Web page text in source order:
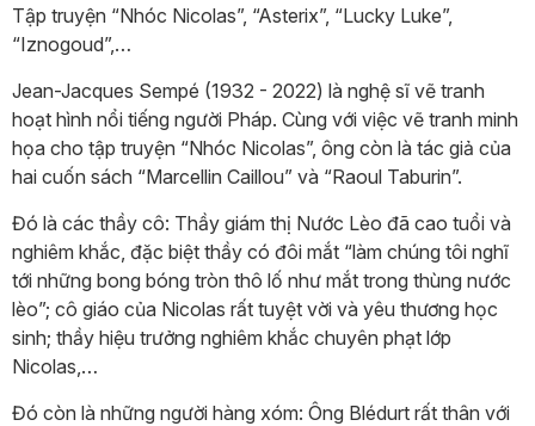
Tập truyện “Nhóc Nicolas”, “Asterix”, “Lucky Luke”,
“Iznogoud”,…
Jean-Jacques Sempé (1932 - 2022) là nghệ sĩ vẽ tranh
hoạt hình nổi tiếng người Pháp. Cùng với việc vẽ tranh minh
họa cho tập truyện “Nhóc Nicolas”, ông còn là tác giả của
hai cuốn sách “Marcellin Caillou” và “Raoul Taburin”.
Đó là các thầy cô: Thầy giám thị Nước Lèo đã cao tuổi và
nghiêm khắc, đặc biệt thầy có đôi mắt “làm chúng tôi nghĩ
tới những bong bóng tròn thô lố như mắt trong thùng nước
lèo”; cô giáo của Nicolas rất tuyệt vời và yêu thương học
sinh; thầy hiệu trưởng nghiêm khắc chuyên phạt lớp
Nicolas,…
Đó còn là những người hàng xóm: Ông Blédurt rất thân với